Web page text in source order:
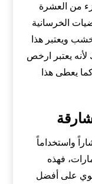
من العشرة
الخرسانية
ويعتبر هذا
لأنه يعتبر ارخص
كما يعطى هذا
واستخداماً
فهذه
على أفضل